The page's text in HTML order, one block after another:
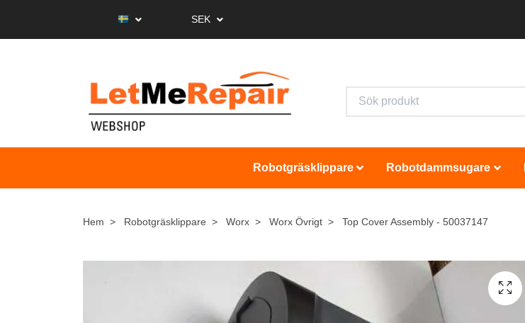
SEK
Robotgräsklippare Robotdammsugare
Hem Robotgräsklippare Worx Worx Övrigt Top Cover Assembly - 50037147